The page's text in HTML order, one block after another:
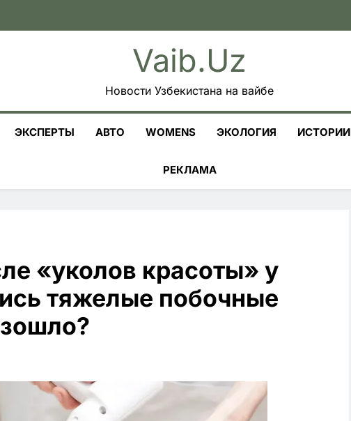
Vaib.uz
Новости Узбекистана на вайбе
ЭКСПЕРТЫ АВТО WOMENS ЭКОЛОГИЯ ИСТОРИИ
РЕКЛАМА
«уколов красоты» у
тяжелые побочные